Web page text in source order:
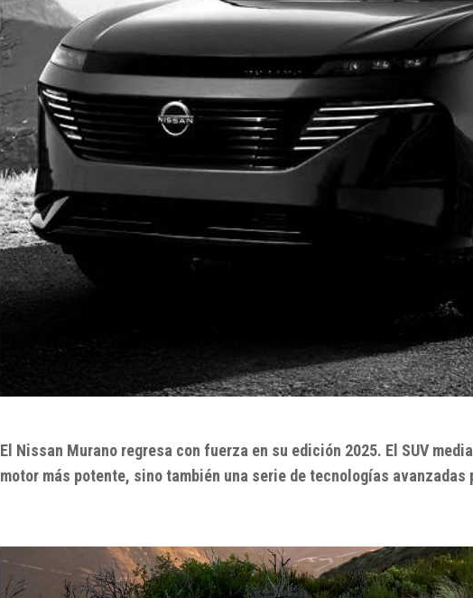
El Nissan Murano regresa con fuerza en su edición 2025. El SUV
motor más potente, sino también una serie de tecnologías avanzadas